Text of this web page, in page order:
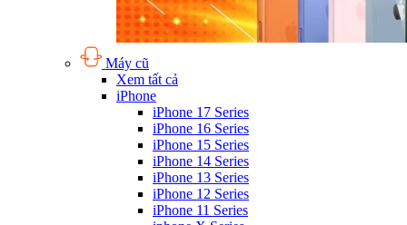
Máy cũ
Xem tất cả
iPhone
iPhone 17 Series
iPhone 16 Series
iPhone 15 Series
iPhone 14 Series
iPhone 13 Series
iPhone 12 Series
iPhone 11 Series